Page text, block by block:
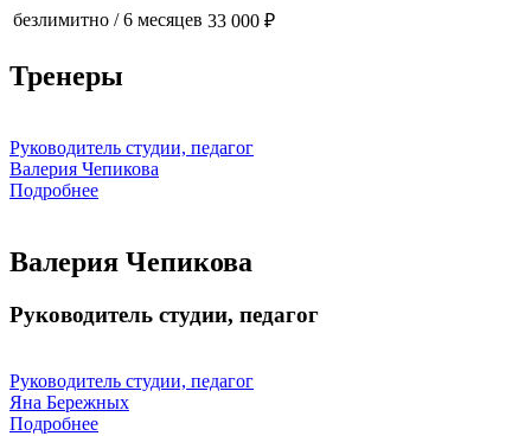
безлимитно /6 месяцев 33 000 ₽
Тренеры
Руководитель студии, педагог
Валерия Чепикова
Подробнее
Валерия Чепикова
Руководитель студии, педагог
Руководитель студии, педагог
Яна Бережных
Подробнее